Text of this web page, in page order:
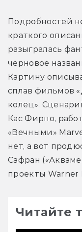
Подробностей
краткого
разыгралась
черновое
Картину
сплав фильмов
колец».
Кас Фирпо,
«Вечными»
нет, а вот
Сафран
проекты Warner
Читайте